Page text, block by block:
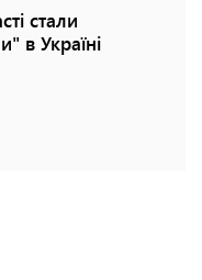
стали
в Україні